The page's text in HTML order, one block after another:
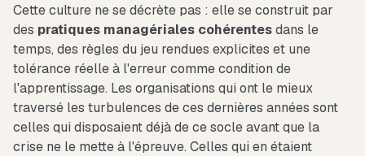
Cette culture ne se décrète pas : elle se construit par
des pratiques managériales cohérentesdans le
temps, des règles du jeu rendues explicites et une
tolérance réelle à l'erreur comme condition de
l'apprentissage. Les organisations qui ont le mieux
traversé les turbulences de ces dernières années sont
celles qui disposaient déjà de ce socle avant que la
crise ne le mette à l'épreuve. Celles qui en étaient